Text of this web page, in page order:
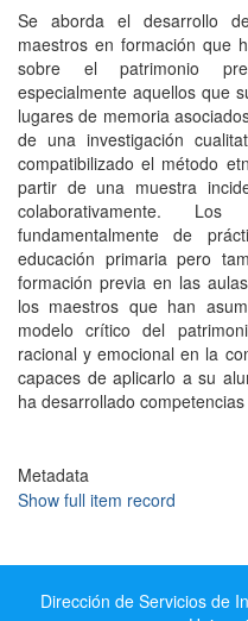
Se aborda el desarrollo
maestros en formación que
sobre el patrimonio
especialmente aquellos que
lugares de memoria
de una investigación
compatibilizado el método
partir de una muestra
colaborativamente.
fundamentalmente de
educación primaria pero
formación previa en las
los maestros que han
modelo crítico del
racional y emocional en la
capaces de aplicarlo a su
ha desarrollado
Metadata
Show full item record
Dirección de Servicios de